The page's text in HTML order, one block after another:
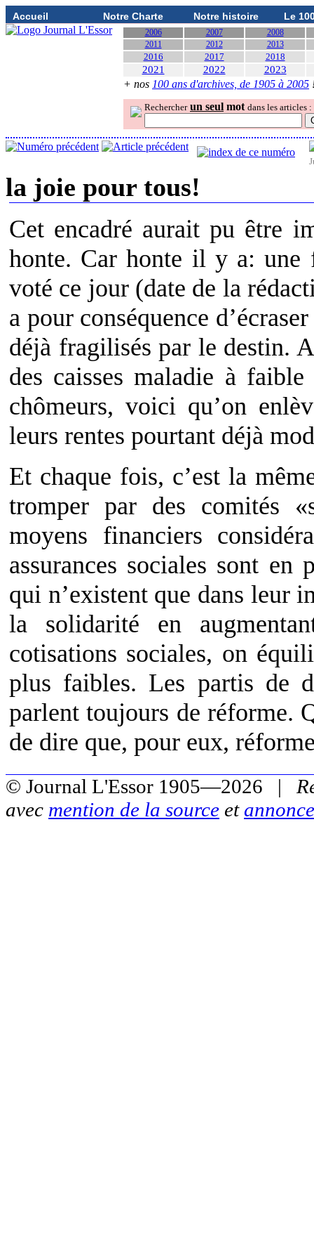
Accueil Notre Charte Notre histoire Le
2006 2007
2008
2011
2012 2013
2016 2017 2018
2021 2022 2023
+ nos 100 ans d'archives, de 1905 à 2005
Rechercher un seul mot dans les articles :
la joie pour tous!
Cet encadré aurait pu être
honte. Car honte il y a: une
voté ce jour (date de la
a pour conséquence
déjà fragilisés par le destin.
des caisses maladie à
chômeurs, voici qu’on
leurs rentes pourtant déjà
Et chaque fois, c’est la
tromper par des comités
moyens financiers
assurances sociales sont
qui n’existent que dans leur
la solidarité en
cotisations sociales, on
plus faibles. Les partis de
parlent toujours de réforme.
de dire que, pour eux,
© Journal L'Essor 1905—2026 |
avec mention de la source et